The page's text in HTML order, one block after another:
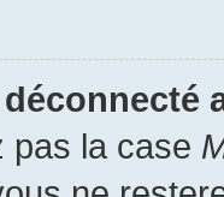
pas la case